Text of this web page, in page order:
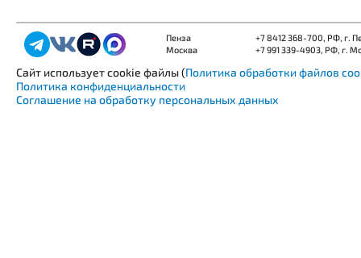
Пенза +7 8412 368-700, РФ, г.
Москва
+7 991 339-4903, РФ, г.
Сайт использует cookie файлы (Политика обработки файлов
Политика конфиденциальности
Соглашение на обработку персональных данных